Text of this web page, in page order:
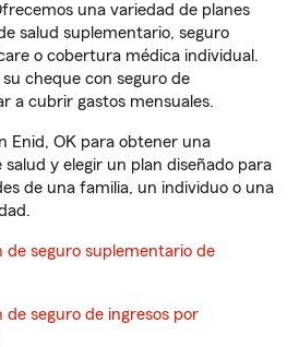
una variedad de planes
salud suplementario, seguro
o cobertura médica individual.
cheque con seguro de
a cubrir gastos mensuales.
Enid, OK para obtener una
y elegir un plan diseñado para
de una familia, un individuo o una
de seguro suplementario de
de seguro de ingresos por